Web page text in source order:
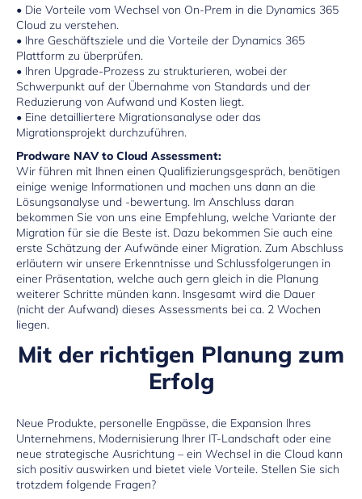
• Die Vorteile vom Wechsel von On-Prem in die Dynamics 365
Cloud zu verstehen.
• Ihre Geschäftsziele und die Vorteile der Dynamics 365
Plattform zu überprüfen.
• Ihren Upgrade-Prozess zu strukturieren, wobei der
Schwerpunkt auf der Übernahme von Standards und der
Reduzierung von Aufwand und Kosten liegt.
• Eine detailliertere Migrationsanalyse oder das
Migrationsprojekt durchzuführen.
Prodware NAV to Cloud Assessment:
Wir führen mit Ihnen einen Qualifizierungsgespräch, benötigen
einige wenige Informationen und machen uns dann an die
Lösungsanalyse und -bewertung. Im Anschluss daran
bekommen Sie von uns eine Empfehlung, welche Variante der
Migration für sie die Beste ist. Dazu bekommen Sie auch eine
erste Schätzung der Aufwände einer Migration. Zum Abschluss
erläutern wir unsere Erkenntnisse und Schlussfolgerungen in
einer Präsentation, welche auch gern gleich in die Planung
weiterer Schritte münden kann. Insgesamt wird die Dauer
(nicht der Aufwand) dieses Assessments bei ca. 2 Wochen
liegen.
Mit der richtigen Planung zum
Erfolg
Neue Produkte, personelle Engpässe, die Expansion Ihres
Unternehmens, Modernisierung Ihrer IT-Landschaft oder eine
neue strategische Ausrichtung – ein Wechsel in die Cloud kann
sich positiv auswirken und bietet viele Vorteile. Stellen Sie sich
trotzdem folgende Fragen?